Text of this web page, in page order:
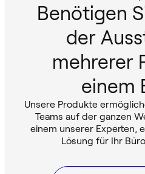
Benötigen
der
mehrerer
einem
Unsere Produkte
Teams auf der ganzen
einem unserer Experten,
Lösung für Ihr